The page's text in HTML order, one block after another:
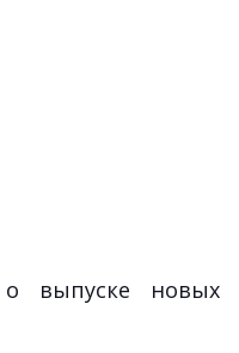
о выпуске новых